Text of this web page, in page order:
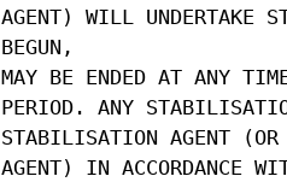
AGENT) WILL UNDERTAKE
BEGUN,
MAY BE ENDED AT ANY
PERIOD. ANY
STABILISATION AGENT
AGENT) IN ACCORDANCE